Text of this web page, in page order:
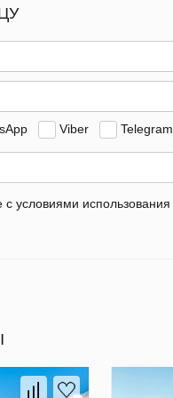
Viber Telegram
условиями использования